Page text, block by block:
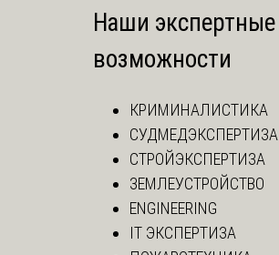
Наши экспертные
возможности
КРИМИНАЛИСТИКА
СУДМЕДЭКСПЕРТИЗА
СТРОЙЭКСПЕРТИЗА
ЗЕМЛЕУСТРОЙСТВО
ENGINEERING
IT ЭКСПЕРТИЗА